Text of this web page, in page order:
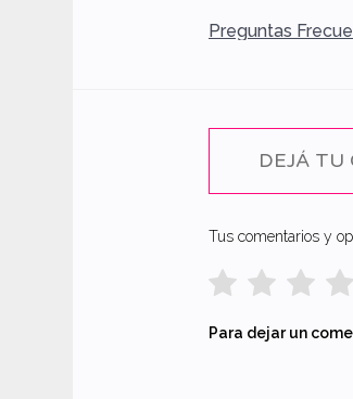
Preguntas
DEJÁ TU
Tus comentarios y
Para dejar un